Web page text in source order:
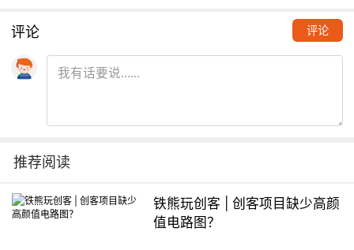
评论 评论
推荐阅读
铁熊玩创客 | 创客项目缺少高颜
值电路图？